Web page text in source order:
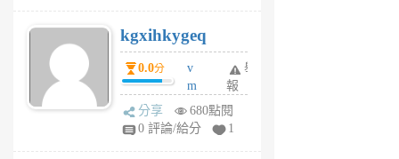
6
個
月
前
kgxihkygeq
0.0分
v
m
sg
sr
舉
報
分享
680點閱
0 評論/給分
1